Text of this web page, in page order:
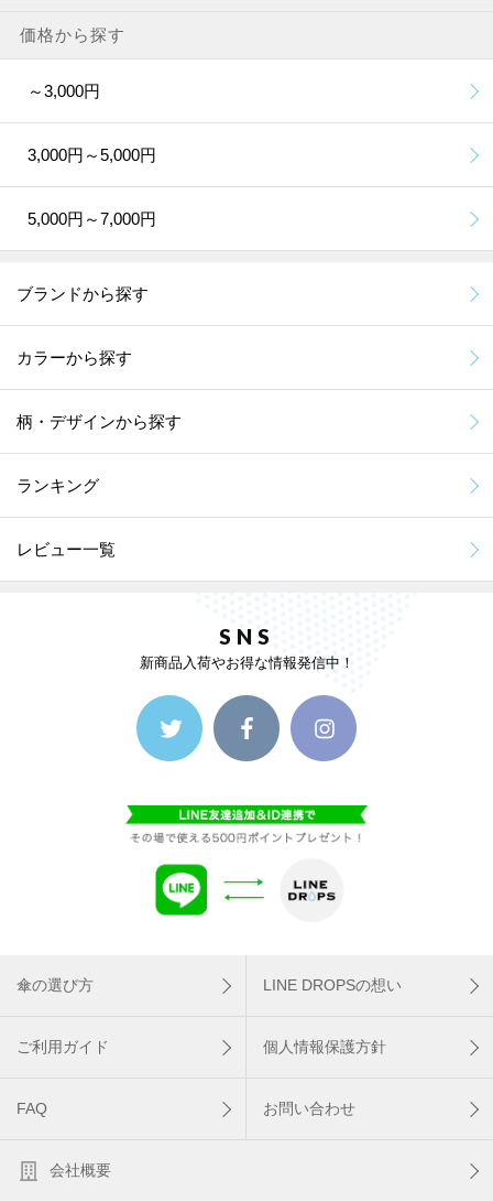
価格から探す
～3,000円
3,000円～5,000円
5,000円～7,000円
ブランドから探す
カラーから探す
柄・デザインから探す
ランキング
レビュー一覧
SNS
新商品入荷やお得な情報発信中！
傘の選び方 LINE DROPSの想い
ご利用ガイド 個人情報保護方針
FAQ お問い合わせ
会社概要